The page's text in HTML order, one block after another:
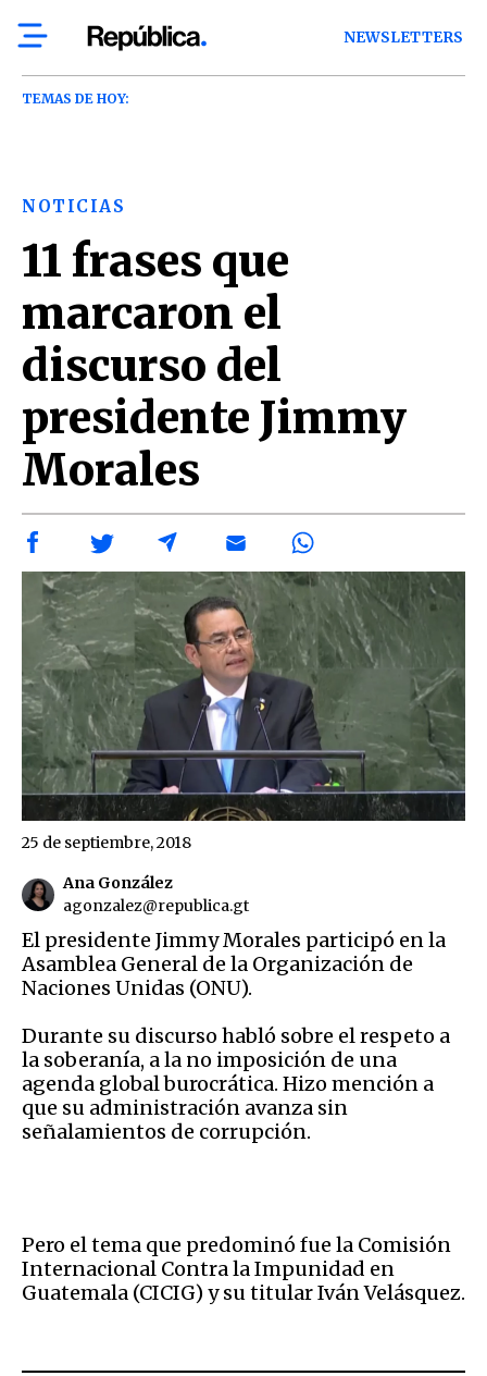
NEWSLETTERS
TEMAS DE HOY:
NOTICIAS
11 frases que
marcaron el
discurso del
presidente Jimmy
Morales
Ana González
agonzalez@republica.gt
25 de septiembre, 2018
El presidente Jimmy Morales participó en la
Asamblea General de la Organización de
Naciones Unidas (ONU).
Durante su discurso habló sobre el respeto a
la soberanía, a la no imposición de una
agenda global burocrática. Hizo mención a
que su administración avanza sin
señalamientos de corrupción.
Pero el tema que predominó fue la Comisión
Internacional Contra la Impunidad en
Guatemala (CICIG) y su titular Iván Velásquez.